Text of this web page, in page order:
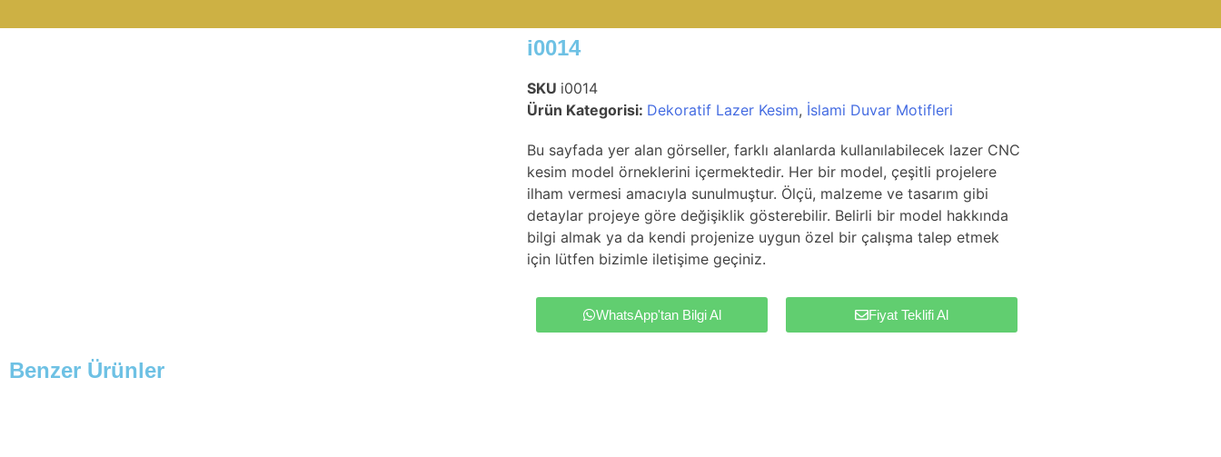
i0014
SKU i0014
Ürün Kategorisi: Dekoratif Lazer Kesim, İslami Duvar Motifleri
Bu sayfada yer alan görseller, farklı alanlarda kullanılabilecek lazer CNC
kesim model örneklerini içermektedir. Her bir model, çeşitli projelere
ilham vermesi amacıyla sunulmuştur. Ölçü, malzeme ve tasarım gibi
detaylar projeye göre değişiklik gösterebilir. Belirli bir model hakkında
bilgi almak ya da kendi projenize uygun özel bir çalışma talep etmek
için lütfen bizimle iletişime geçiniz.
WhatsApp'tan Bilgi Al Fiyat Teklifi Al
Benzer Ürünler